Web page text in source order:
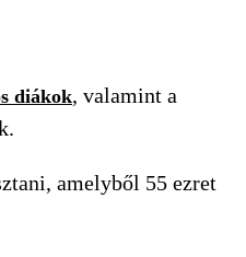
diákok, valamint a
amelyből 55 ezret